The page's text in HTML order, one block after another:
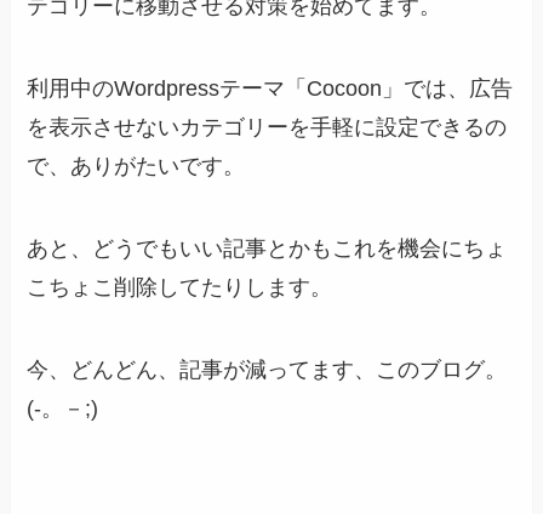
テゴリーに移動させる対策を始めてます。
利用中のWordpressテーマ「Cocoon」では、広告
を表示させないカテゴリーを手軽に設定できるの
で、ありがたいです。
あと、どうでもいい記事とかもこれを機会にちょ
こちょこ削除してたりします。
今、どんどん、記事が減ってます、このブログ。
(-。－;)